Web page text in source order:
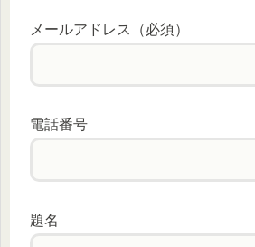
メールアドレス（必須）
電話番号
題名